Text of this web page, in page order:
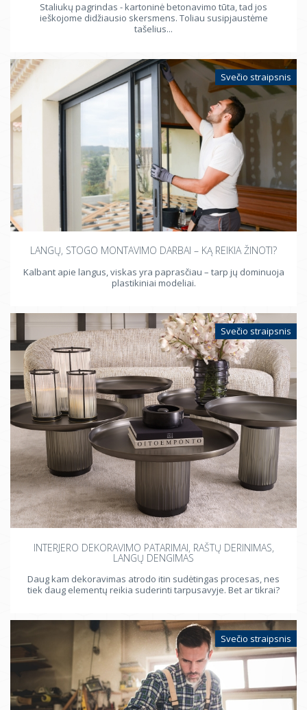
Staliukų pagrindas - kartoninė betonavimo tūta, tad jos
ieškojome didžiausio skersmens. Toliau susipjaustėme
tašelius...
Svečio straipsnis
LANGŲ, STOGO MONTAVIMO DARBAI – KĄ REIKIA ŽINOTI?
Kalbant apie langus, viskas yra paprasčiau – tarp jų dominuoja
plastikiniai modeliai.
Svečio straipsnis
INTERJERO DEKORAVIMO PATARIMAI, RAŠTŲ DERINIMAS,
LANGŲ DENGIMAS
Daug kam dekoravimas atrodo itin sudėtingas procesas, nes
tiek daug elementų reikia suderinti tarpusavyje. Bet ar tikrai?
Svečio straipsnis